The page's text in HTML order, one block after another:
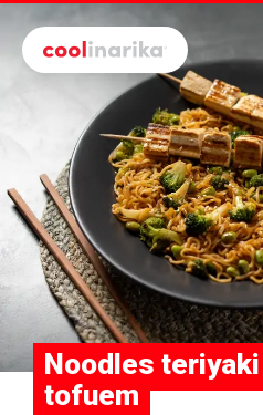
Preskoči na glavni sadržaj
Noodles
tofuem